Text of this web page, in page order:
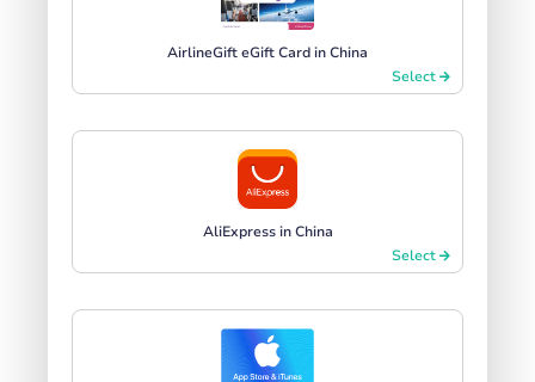
AirlineGift eGift Card in China
Select
AliExpress in China
Select